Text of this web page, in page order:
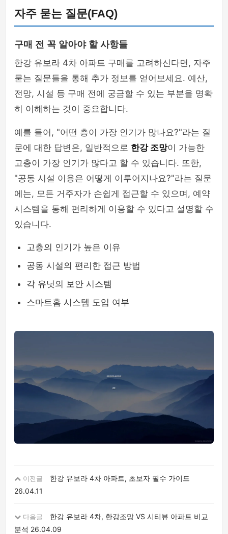
자주 묻는 질문(FAQ)
구매 전 꼭 알아야 할 사항들
한강 유보라 4차 아파트 구매를 고려하신다면, 자주
묻는 질문들을 통해 추가 정보를 얻어보세요. 예산,
전망, 시설 등 구매 전에 궁금할 수 있는 부분을 명확
히 이해하는 것이 중요합니다.
예를 들어, "어떤 층이 가장 인기가 많나요?"라는 질
문에 대한 답변은, 일반적으로 한강 조망이 가능한
고층이 가장 인기가 많다고 할 수 있습니다. 또한,
"공동 시설 이용은 어떻게 이루어지나요?"라는 질문
에는, 모든 거주자가 손쉽게 접근할 수 있으며, 예약
시스템을 통해 편리하게 이용할 수 있다고 설명할 수
있습니다.
고층의 인기가 높은 이유
공동 시설의 편리한 접근 방법
각 유닛의 보안 시스템
스마트홈 시스템 도입 여부
이전글
한강 유보라 4차 아파트, 초보자 필수 가이드
26.04.11
다음글
한강 유보라 4차, 한강조망 VS 시티뷰 아파트 비교
분석 26.04.09